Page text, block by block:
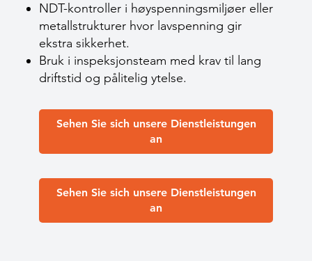
NDT-kontroller i høyspenningsmiljøer eller
metallstrukturer hvor lavspenning gir
ekstra sikkerhet.
Bruk i inspeksjonsteam med krav til lang
driftstid og pålitelig ytelse.
Sehen Sie sich unsere Dienstleistungen
an
Sehen Sie sich unsere Dienstleistungen
an